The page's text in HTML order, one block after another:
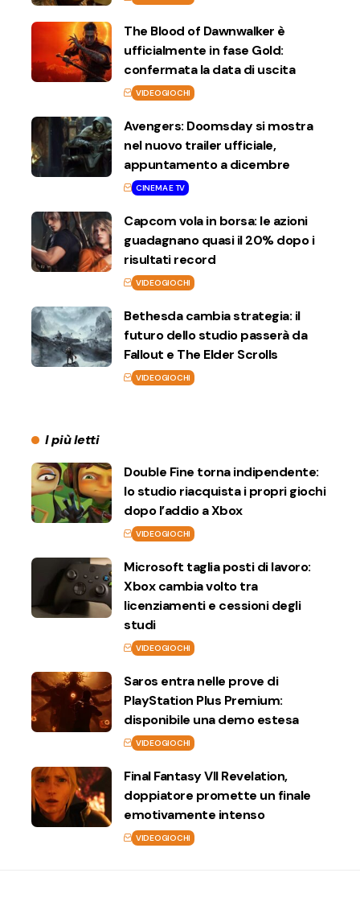
The Blood of Dawnwalker è
ufficialmente in fase Gold:
confermata la data di uscita
VIDEOGIOCHI
Avengers: Doomsday si mostra
nel nuovo trailer ufficiale,
appuntamento a dicembre
CINEMA E TV
Capcom vola in borsa: le azioni
guadagnano quasi il 20% dopo i
risultati record
VIDEOGIOCHI
Bethesda cambia strategia: il
futuro dello studio passerà da
Fallout e The Elder Scrolls
VIDEOGIOCHI
I più letti
Double Fine torna indipendente:
lo studio riacquista i propri giochi
dopo l’addio a Xbox
VIDEOGIOCHI
Microsoft taglia posti di lavoro:
Xbox cambia volto tra
licenziamenti e cessioni degli
studi
VIDEOGIOCHI
Saros entra nelle prove di
PlayStation Plus Premium:
disponibile una demo estesa
VIDEOGIOCHI
Final Fantasy VII Revelation,
doppiatore promette un finale
emotivamente intenso
VIDEOGIOCHI